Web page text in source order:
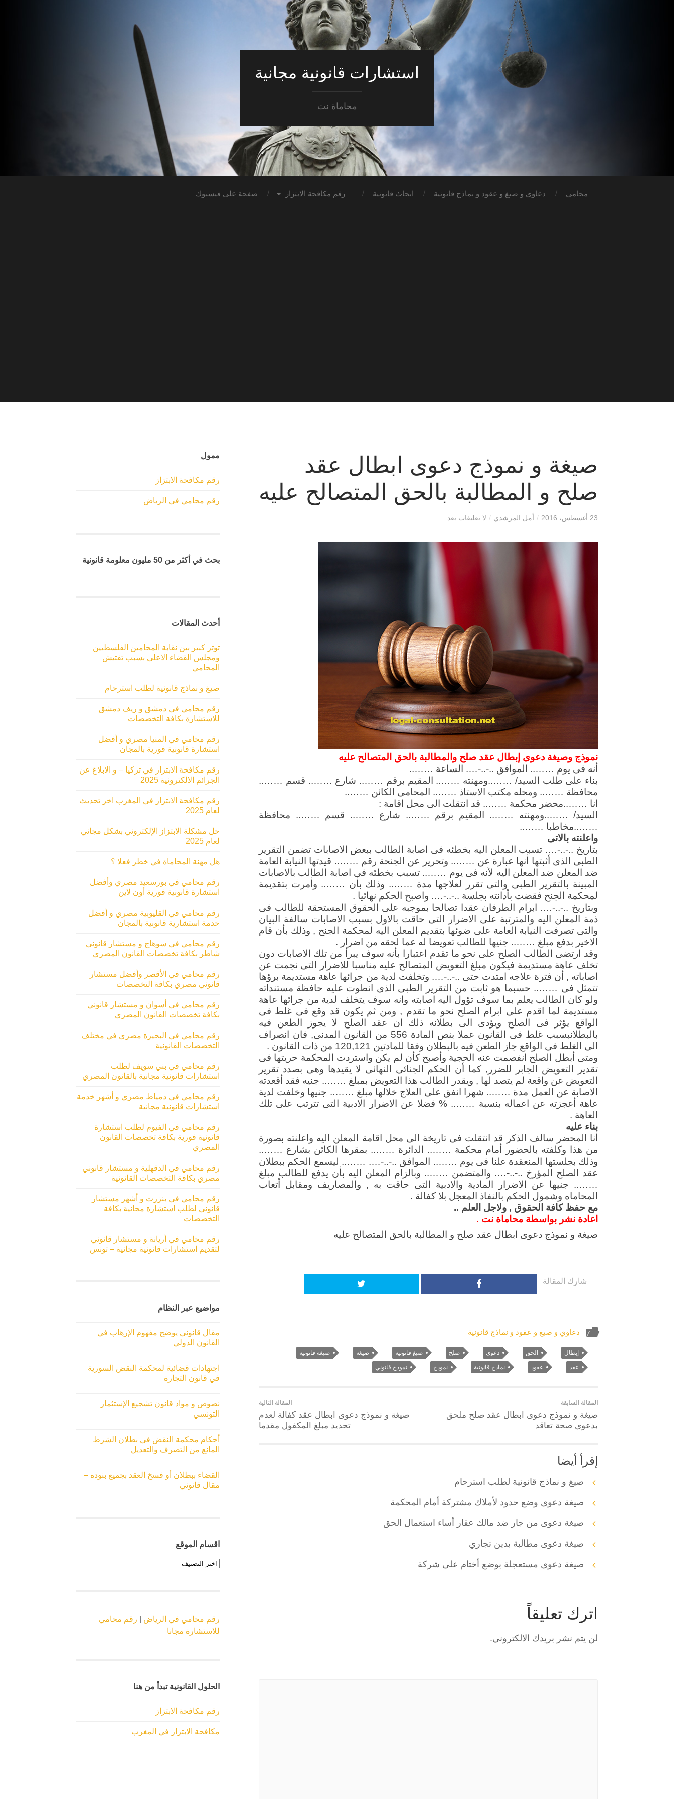
استشارات قانونية مجانية
محاماة نت
محامي دعاوي و صيغ و عقود و نماذج قانونية ابحاث قانونية رقم مكافحة الابتزاز صفحة على فيسبوك
صيغة و نموذج دعوى ابطال عقد
صلح و المطالبة بالحق المتصالح عليه
23 أغسطس، 2016 / أمل المرشدي / لا تعليقات بعد
نموذج وصيغة دعوى إبطال عقد صلح والمطالبة بالحق المتصالح عليه
أنه فى يوم …….. الموافق ..-..-…. الساعة ……..
بناء على طلب السيد/ ……..ومهنته …….. المقيم برقم …….. شارع …….. قسم ……..
محافظة …….. ومحله مكتب الاستاذ …….. المحامى الكائن ……..
انا ……..محضر محكمة …….. قد انتقلت الى محل اقامة :
السيد/ ……..ومهنته …….. المقيم برقم …….. شارع …….. قسم …….. محافظة
……..مخاطبا ……..
واعلنته بالاتى
بتاريخ ..-..-…. تسبب المعلن اليه بخطئه فى اصابة الطالب ببعض الاصابات تضمن التقرير
الطبى الذى أثبتها أنها عبارة عن …….. وتحرير عن الجنحة رقم …….. قيدتها النيابة العامة
ضد المعلن ضد المعلن اليه لآنه فى يوم …….. تسبب بخطئه فى اصابة الطالب بالاصابات
المبينة بالتقرير الطبى والتى تقرر لعلاجها مدة …….. وذلك بأن …….. وأمرت بتقديمة
لمحكمة الجنح فقضت بأدانته بجلسة ..-..-…. واصبح الحكم نهائيا .
وبتاريخ ..-..-…. ابرام الطرفان عقدا تصالحا بموجبه على الحقوق المستحقة للطالب فى
ذمة المعلن اليه والمترتبة على الاضرار التى حاقت بالاول بسبب الاصابات سالفة البيان
والتى تصرفت النيابة العامة على ضوئها بتقديم المعلن اليه لمحكمة الجنح , وذلك بأن قام
الاخير بدفع مبلغ …….. جنيها للطالب تعويضا له عما لحقه من اضرار .
وقد ارتضى الطالب الصلح على نحو ما تقدم اعتبارا بأنه سوف يبرأ من تلك الاصابات دون
تخلف عاهة مستديمة فيكون مبلغ التعويض المتصالح عليه مناسبا للاضرار التى نجمت عن
اصاباته , أن فترة علاجه امتدت حتى ..-..-…. وتخلفت لدية من جرائها عاهة مستديمة برؤها
تتمثل فى …….. حسبما هو ثابت من التقرير الطبى الذى انطوت عليه حافظة مستنداته
ولو كان الطالب يعلم بما سوف تؤول اليه اصابته وانه سوف يتخلف لدية من جرائها عاهة
مستديمة لما اقدم على ابرام الصلح نحو ما تقدم , ومن ثم يكون قد وقع فى غلط فى
الواقع يؤثر فى الصلح ويؤدى الى بطلانه ذلك ان عقد الصلح لا يجوز الطعن فيه
بالبطلانبسبب غلط فى القانون عملا بنص المادة 556 من القانون المدنى, فان انصراف
الى الغلط فى الواقع جاز الطعن فيه بالبطلان وفقا للمادتين 120,121 من ذات القانون .
ومتى أبطل الصلح انفصمت عنه الحجية وأصبح كأن لم يكن واستردت المحكمة حريتها فى
تقدير التعويض الجابر للضرر, كما أن الحكم الجنائى النهائى لا يقيدها وهى بصدد تقرير
التعويض عن واقعة لم يتصد لها , ويقدر الطالب هذا التعويض بمبلغ …….. جنيه فقد أقعدته
الاصابة عن العمل مدة …….. شهرا انفق على العلاج خلالها مبلغ …….. جنيها وخلفت لدية
عاهة أعجزته عن اعماله بنسبة …….. % فضلا عن الاضرار الادبية التى تترتب على تلك
العاهة .
بناء عليه
أنا المحضر سالف الذكر قد انتقلت فى تاريخة الى محل اقامة المعلن اليه واعلنته بصورة
من هذا وكلفته بالحضور أمام محكمة …….. الدائرة …….. بمقرها الكائن بشارع ……..
وذلك بجلستها المنعقدة علنا فى يوم …….. الموافق ..-..-…. …….. ليسمع الحكم ببطلان
عقد الصلح المؤرخ ..-..-…. والمتضمن …….. وبالزام المعلن اليه بأن يدفع للطالب مبلغ
…….. جنيها عن الاضرار المادية والادبية التى حاقت به , والمصاريف ومقابل أتعاب
المحاماه وشمول الحكم بالنفاذ المعجل بلا كفالة .
مع حفظ كافة الحقوق , ولاجل العلم ..
اعادة نشر بواسطة محاماة نت .
صيغة و نموذج دعوى ابطال عقد صلح و المطالبة بالحق المتصالح عليه
شارك المقالة
دعاوي و صيغ و عقود و نماذج قانونية
إبطال الحق دعوى صلح صيغ قانونية صيغة صيغة قانونية
عقد عقود نماذج قانونية نموذج نموذج قانوني
المقالة السابقة
صيغة و نموذج دعوى ابطال عقد صلح ملحق
بدعوى صحة تعاقد
المقالة التالية
صيغة و نموذج دعوى ابطال عقد كفالة لعدم
تحديد مبلغ المكفول مقدما
إقرأ أيضا
صيغ و نماذج قانونية لطلب استرحام
صيغة دعوى وضع حدود لأملاك مشتركة أمام المحكمة
صيغة دعوى من جار ضد مالك عقار أساء استعمال الحق
صيغة دعوى مطالبة بدين تجاري
صيغة دعوى مستعجلة بوضع أختام على شركة
اترك تعليقاً
لن يتم نشر بريدك الالكتروني.
ممول
رقم مكافحة الابتزاز
رقم محامي في الرياض
بحث في أكثر من 50 مليون معلومة قانونية
أحدث المقالات
توتر كبير بين نقابة المحامين الفلسطيين
ومجلس القضاء الاعلى بسبب تفتيش
المحامي
صيغ و نماذج قانونية لطلب استرحام
رقم محامي في دمشق و ريف دمشق
للاستشارة بكافة التخصصات
رقم محامي في المنيا مصري و أفضل
استشارة قانونية فورية بالمجان
رقم مكافحة الابتزاز في تركيا – و الابلاغ عن
الجرائم الالكترونية 2025
رقم مكافحة الابتزاز في المغرب اخر تحديث
لعام 2025
حل مشكلة الابتزاز الإلكتروني بشكل مجاني
لعام 2025
هل مهنة المحاماة في خطر فعلا ؟
رقم محامي في بورسعيد مصري وأفضل
استشارة قانونية فورية أون لاين
رقم محامي في القليوبية مصري و أفضل
خدمة استشارية قانونية بالمجان
رقم محامي في سوهاج و مستشار قانوني
شاطر بكافة تخصصات القانون المصري
رقم محامي في الأقصر وأفضل مستشار
قانوني مصري بكافة التخصصات
رقم محامي في أسوان و مستشار قانوني
بكافة تخصصات القانون المصري
رقم محامي في البحيرة مصري في مختلف
التخصصات القانونية
رقم محامي في بني سويف لطلب
استشارات قانونية مجانية بالقانون المصري
رقم محامي في دمياط مصري و أشهر خدمة
استشارات قانونية مجانية
رقم محامي في الفيوم لطلب استشارة
قانونية فورية بكافة تخصصات القانون
المصري
رقم محامي في الدقهلية و مستشار قانوني
مصري بكافة التخصصات القانونية
رقم محامي في بنزرت و أشهر مستشار
قانوني لطلب استشارة مجانية بكافة
التخصصات
رقم محامي في أريانة و مستشار قانوني
لتقديم استشارات قانونية مجانية – تونس
مواضيع عبر النظام
مقال قانوني يوضح مفهوم الإرهاب في
القانون الدولي
اجتهادات قضائية لمحكمة النقض السورية
في قانون التجارة
نصوص و مواد قانون تشجيع الإستثمار
التونسي
أحكام محكمة النقض في بطلان الشرط
المانع من التصرف والتعديل
القضاء ببطلان أو فسخ العقد بجميع بنوده –
مقال قانوني
اقسام الموقع
اقسام
الموقع
رقم محامي في الرياض
رقم محامي
للاستشارة مجانا
الحلول القانونية تبدأ من هنا
رقم مكافحة الابتزاز
مكافحة الابتزاز في المغرب